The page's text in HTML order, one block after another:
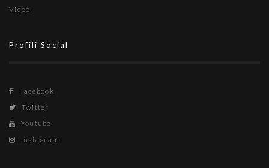
Video
Profili Social
Facebook
Twitter
Youtube
Instagram